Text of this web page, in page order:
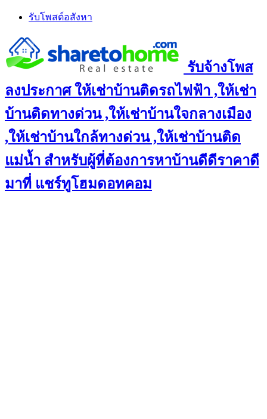
Skip
content
รับโพสต์อสังหา
รับจ้างโพส
ลงประกาศ ให้เช่าบ้านติดรถไฟฟ้า ,ให้เช่า
บ้านติดทางด่วน ,ให้เช่าบ้านใจกลางเมือง
,ให้เช่าบ้านใกล้ทางด่วน ,ให้เช่าบ้านติด
แม่น้ำ สำหรับผู้ที่ต้องการหาบ้านดีดีราคาดี
มาที่ แชร์ทูโฮมดอทคอม